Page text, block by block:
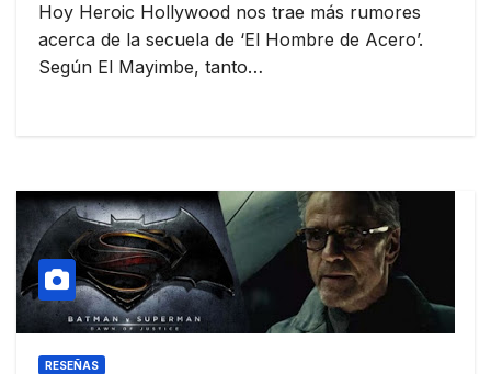
Hoy Heroic Hollywood nos trae más rumores
acerca de la secuela de ‘El Hombre de Acero’.
Según El Mayimbe, tanto…
RESEÑAS